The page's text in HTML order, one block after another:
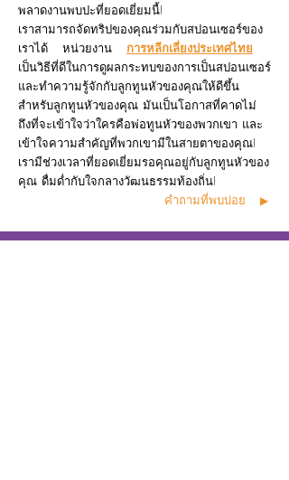
พลาดงานพบปะที่ยอดเยี่ยมนี้!
เราสามารถจัดทริปของคุณร่วมกับสปอนเซอร์ของ
เราได้
หน่วยงาน การหลีกเลี่ยงประเทศไทย
เป็นวิธีที่ดีในการดูผลกระทบของการเป็นสปอนเซอร์
และทำความรู้จักกับลูกทูนหัวของคุณให้ดีขึ้น
สำหรับลูกทูนหัวของคุณ มันเป็นโอกาสที่คาดไม่
ถึงที่จะเข้าใจว่าใครคือพ่อทูนหัวของพวกเขา และ
เข้าใจความสำคัญที่พวกเขามีในสายตาของคุณ!
เรามีช่วงเวลาที่ยอดเยี่ยมรอคุณอยู่กับลูกทูนหัวของ
คุณ ดื่มด่ำกับใจกลางวัฒนธรรมท้องถิ่น!
คำถามที่พบบ่อย ▶ ︎